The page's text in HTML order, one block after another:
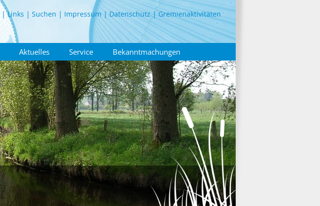
Links Suchen Impressum Datenschutz Gremienaktivitäten
Aktuelles Service Bekanntmachungen